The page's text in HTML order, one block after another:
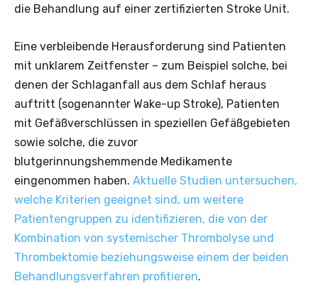
die Behandlung auf einer zertifizierten Stroke Unit.
Eine verbleibende Herausforderung sind Patienten
mit unklarem Zeitfenster – zum Beispiel solche, bei
denen der Schlaganfall aus dem Schlaf heraus
auftritt (sogenannter Wake-up Stroke), Patienten
mit Gefäßverschlüssen in speziellen Gefäßgebieten
sowie solche, die zuvor
blutgerinnungshemmende Medikamente
eingenommen haben. Aktuelle Studien untersuchen,
welche Kriterien geeignet sind, um weitere
Patientengruppen zu identifizieren, die von der
Kombination von systemischer Thrombolyse und
Thrombektomie beziehungsweise einem der beiden
Behandlungsverfahren profitieren.